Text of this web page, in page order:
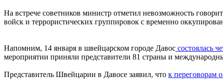
На встрече советников министр отметил невозможность
войск и террористических группировок с временно
Напомним, 14 января в швейцарском городе Давос состоялась
мероприятии приняли представители 81 страны и
Представитель Швейцарии в Давосе заявил, что к переговорам